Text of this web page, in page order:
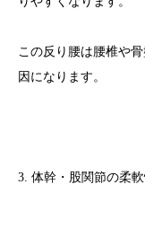
この反り腰は腰椎や
因になります。
3. 体幹・股関節の柔